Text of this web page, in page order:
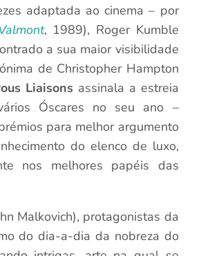
adaptada ao cinema – por
, 1989), Roger Kumble
a sua maior visibilidade
de Christopher Hampton
Liaisons assinala a estreia
Óscares no seu ano –
para melhor argumento
do elenco de luxo,
nos melhores papéis das
Malkovich), protagonistas da
do dia-a-dia da nobreza do